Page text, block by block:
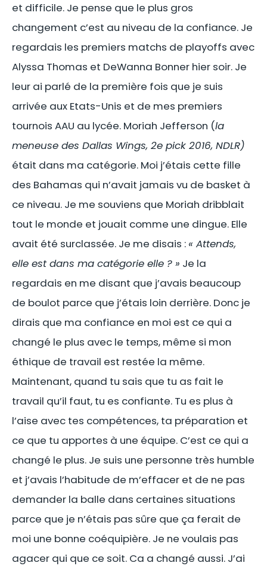
et difficile. Je pense que le plus gros
changement c’est au niveau de la confiance. Je
regardais les premiers matchs de playoffs avec
Alyssa Thomas et DeWanna Bonner hier soir. Je
leur ai parlé de la première fois que je suis
arrivée aux Etats-Unis et de mes premiers
tournois AAU au lycée. Moriah Jefferson (la
meneuse des Dallas Wings, 2e pick 2016, NDLR)
était dans ma catégorie. Moi j’étais cette fille
des Bahamas qui n’avait jamais vu de basket à
ce niveau. Je me souviens que Moriah dribblait
tout le monde et jouait comme une dingue. Elle
avait été surclassée. Je me disais : « Attends,
elle est dans ma catégorie elle ? » Je la
regardais en me disant que j’avais beaucoup
de boulot parce que j’étais loin derrière. Donc je
dirais que ma confiance en moi est ce qui a
changé le plus avec le temps, même si mon
éthique de travail est restée la même.
Maintenant, quand tu sais que tu as fait le
travail qu’il faut, tu es confiante. Tu es plus à
l’aise avec tes compétences, ta préparation et
ce que tu apportes à une équipe. C’est ce qui a
changé le plus. Je suis une personne très humble
et j’avais l’habitude de m’effacer et de ne pas
demander la balle dans certaines situations
parce que je n’étais pas sûre que ça ferait de
moi une bonne coéquipière. Je ne voulais pas
agacer qui que ce soit. Ca a changé aussi. J’ai